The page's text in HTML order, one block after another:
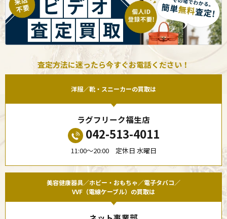
査定方法に迷ったら今すぐお電話ください！
洋服／靴・スニーカーの買取は
ラグフリーク福生店
042-513-4011
11:00〜20:00 定休日 水曜日
美容健康器具／ホビー・おもちゃ／電子タバコ／
VVF（電線ケーブル）の買取は